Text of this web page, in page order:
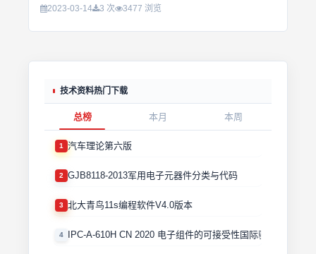
2023-03-14 3 次 3477 浏览
技术资料热门下载
总榜 本月 本周
1 汽车理论第六版
2 GJB8118-2013军用电子元器件分类与代码
3 北大青鸟11s编程软件V4.0版本
4 IPC-A-610H CN 2020 电子组件的可接受性国际验收标准